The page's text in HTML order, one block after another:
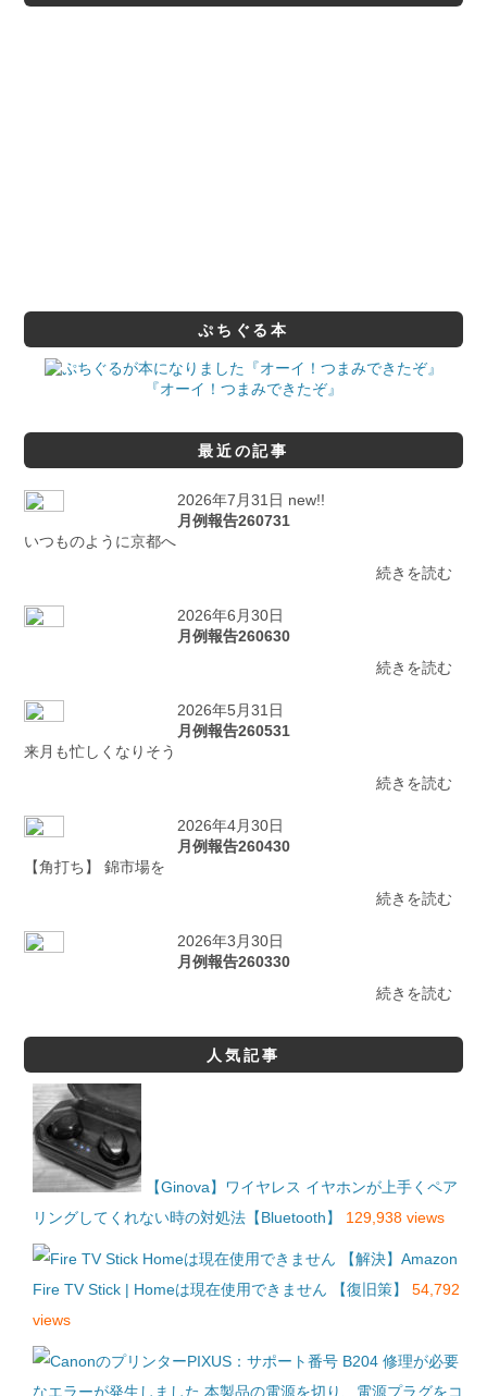
ぷちぐる本
『オーイ！つまみできたぞ』
最近の記事
2026年7月31日 new!!
月例報告260731
いつものように京都へ
続きを読む
2026年6月30日
月例報告260630
続きを読む
2026年5月31日
月例報告260531
来月も忙しくなりそう
続きを読む
2026年4月30日
月例報告260430
【角打ち】 錦市場を
続きを読む
2026年3月30日
月例報告260330
続きを読む
人気記事
【Ginova】ワイヤレス イヤホンが上手くペア
リングしてくれない時の対処法【Bluetooth】
129,938 views
【解決】Amazon
Fire TV Stick | Homeは現在使用できません 【復旧策】
54,792
views